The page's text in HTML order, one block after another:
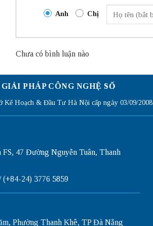
Anh Chị
Chưa có bình luận nào
PHÁP CÔNG NGHỆ SỐ
Kế Hoạch & Đầu Tư Hà Nội cấp ngày 03/09/2008
FS, 47 Đường Nguyễn Tuân, Thanh
(+84-24) 3776 5859
Phường Thanh Khê, TP Đà Nẵng